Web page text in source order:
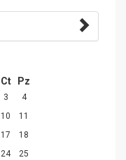
Ct Pz
3
4
10
11
17
18
24
25